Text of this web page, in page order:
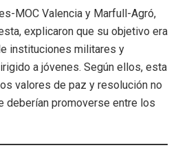
MOC Valencia y Marfull-Agró,
explicaron que su objetivo era
instituciones militares y
a jóvenes. Según ellos, esta
valores de paz y resolución no
deberían promoverse entre los